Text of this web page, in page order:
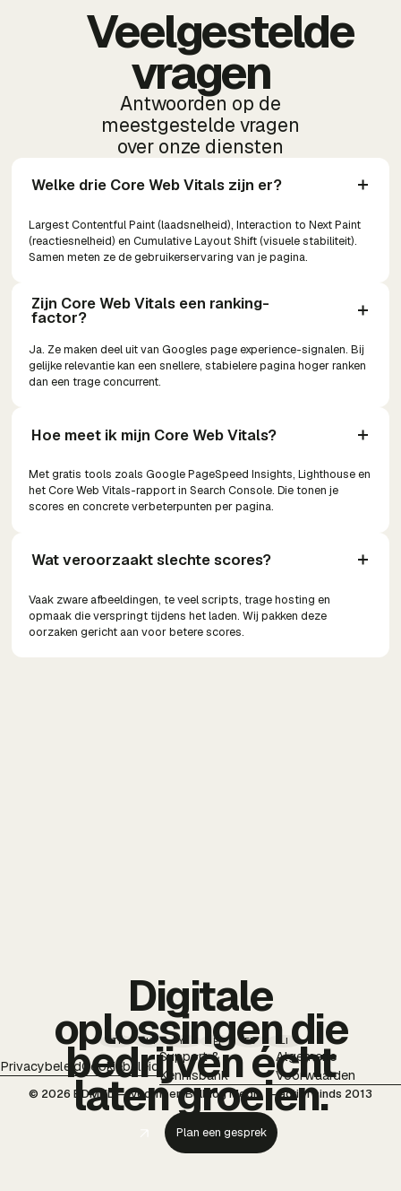
Veelgestelde
vragen
Antwoorden op de
meestgestelde vragen
over onze diensten
Welke drie Core Web Vitals zijn er?
Largest Contentful Paint (laadsnelheid), Interaction to Next Paint
(reactiesnelheid) en Cumulative Layout Shift (visuele stabiliteit).
Samen meten ze de gebruikerservaring van je pagina.
Zijn Core Web Vitals een ranking-
factor?
Ja. Ze maken deel uit van Googles page experience-signalen. Bij
gelijke relevantie kan een snellere, stabielere pagina hoger ranken
dan een trage concurrent.
Hoe meet ik mijn Core Web Vitals?
Met gratis tools zoals Google PageSpeed Insights, Lighthouse en
het Core Web Vitals-rapport in Search Console. Die tonen je
scores en concrete verbeterpunten per pagina.
Wat veroorzaakt slechte scores?
Vaak zware afbeeldingen, te veel scripts, trage hosting en
opmaak die verspringt tijdens het laden. Wij pakken deze
oorzaken gericht aan voor betere scores.
TT IG YT PI FB LI
PrivacybeleidCookiebeleid
Support &
Kennisbank
Algemene
Voorwaarden
© 2026 BDMNL — voorheen Bulldog Media — actief sinds 2013
Digitale
oplossingen die
bedrijven écht
laten groeien.
Plan een gesprek